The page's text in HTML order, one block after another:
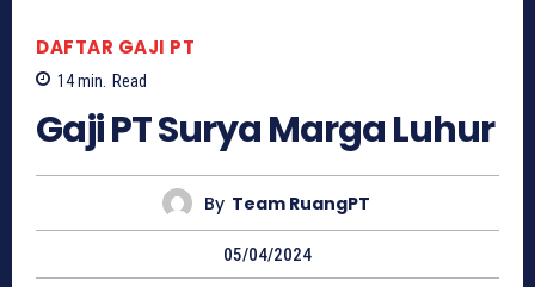
DAFTAR GAJI PT
14min. Read
Gaji PT Surya Marga Luhur
By Team RuangPT
05/04/2024